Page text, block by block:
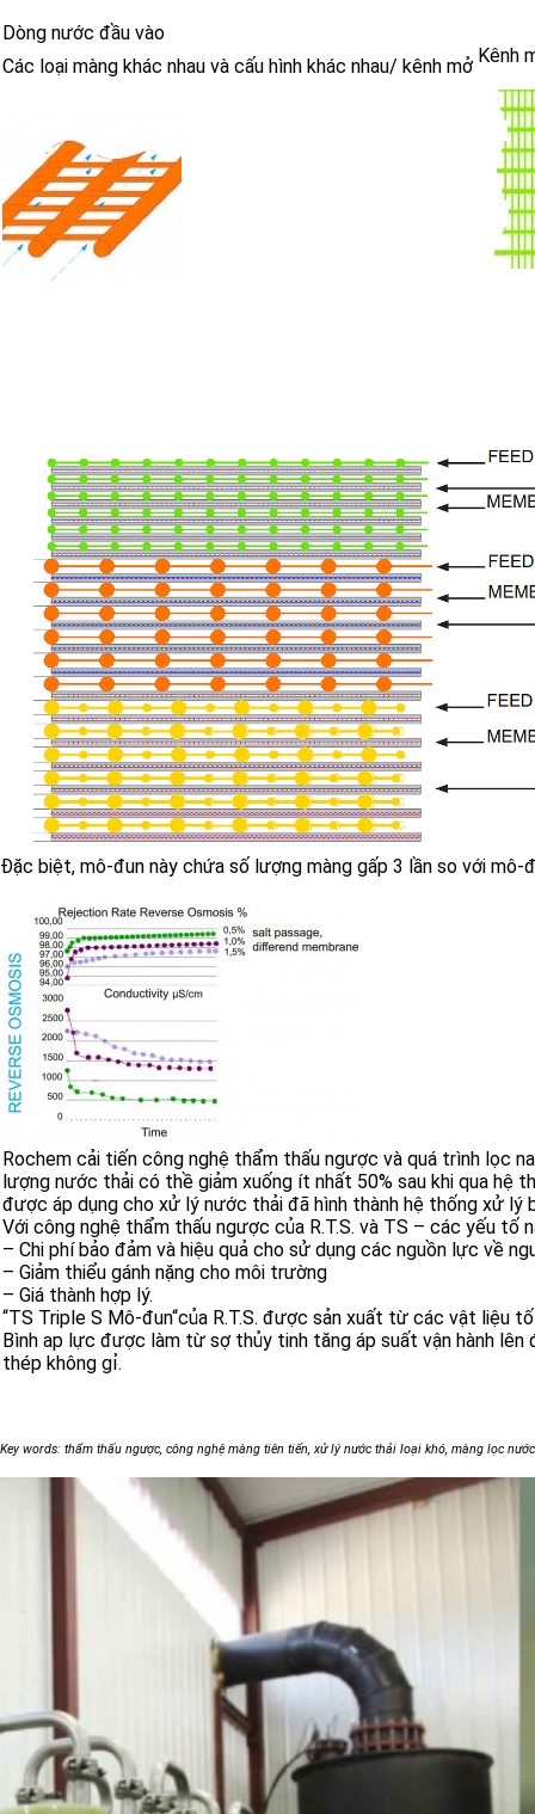
Dòng nước đầu vào
Các loại màng khác nhau và cấu hình khác nhau/ kênh mở Kênh
Đặc biệt, mô-đun này chứa số lượng màng gấp 3 lần so với
Rochem cải tiến công nghệ thẩm thấu ngược và quá trình lọc
lượng nước thải có thề giảm xuống ít nhất 50% sau khi qua hệ
được áp dụng cho xử lý nước thải đã hình thành hệ thống xử lý
Với công nghệ thẩm thấu ngược của R.T.S. và TS – các yếu tố
– Chi phí bảo đảm và hiệu quả cho sử dụng các nguồn lực về
– Giảm thiểu gánh nặng cho môi trường
– Giá thành hợp lý.
“TS Triple S Mô-đun“của R.T.S. được sản xuất từ các vật liệu
Bình ap lực được làm từ sợ thủy tinh tăng áp suất vận hành
thép không gỉ.
Key words: thẩm thấu ngược, công nghệ màng tiên tiến, xử lý nước thải loại khó, màng lọc